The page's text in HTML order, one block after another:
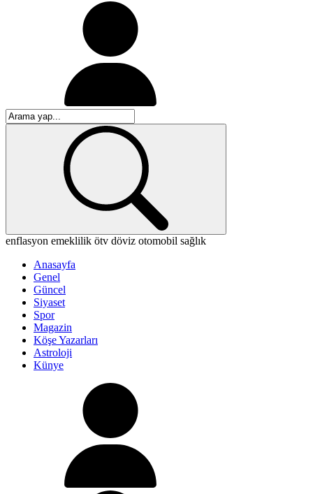
enflasyon emeklilik ötv döviz otomobil sağlık
Anasayfa
Genel
Güncel
Siyaset
Spor
Magazin
Köşe Yazarları
Astroloji
Künye